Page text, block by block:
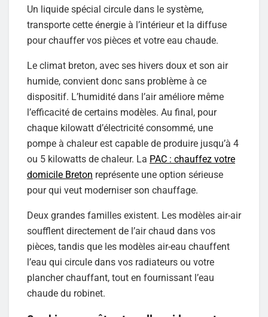
Un liquide spécial circule dans le système,
transporte cette énergie à l’intérieur et la diffuse
pour chauffer vos pièces et votre eau chaude.
Le climat breton, avec ses hivers doux et son air
humide, convient donc sans problème à ce
dispositif. L’humidité dans l’air améliore même
l’efficacité de certains modèles. Au final, pour
chaque kilowatt d’électricité consommé, une
pompe à chaleur est capable de produire jusqu’à 4
ou 5 kilowatts de chaleur. La PAC : chauffez votre
domicile Breton représente une option sérieuse
pour qui veut moderniser son chauffage.
Deux grandes familles existent. Les modèles air-air
soufflent directement de l’air chaud dans vos
pièces, tandis que les modèles air-eau chauffent
l’eau qui circule dans vos radiateurs ou votre
plancher chauffant, tout en fournissant l’eau
chaude du robinet.